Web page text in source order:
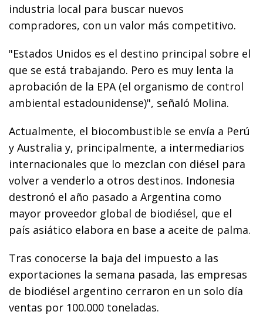
industria local para buscar nuevos
compradores, con un valor más competitivo.
"Estados Unidos es el destino principal sobre el
que se está trabajando. Pero es muy lenta la
aprobación de la EPA (el organismo de control
ambiental estadounidense)", señaló Molina.
Actualmente, el biocombustible se envía a Perú
y Australia y, principalmente, a intermediarios
internacionales que lo mezclan con diésel para
volver a venderlo a otros destinos. Indonesia
destronó el año pasado a Argentina como
mayor proveedor global de biodiésel, que el
país asiático elabora en base a aceite de palma.
Tras conocerse la baja del impuesto a las
exportaciones la semana pasada, las empresas
de biodiésel argentino cerraron en un solo día
ventas por 100.000 toneladas.